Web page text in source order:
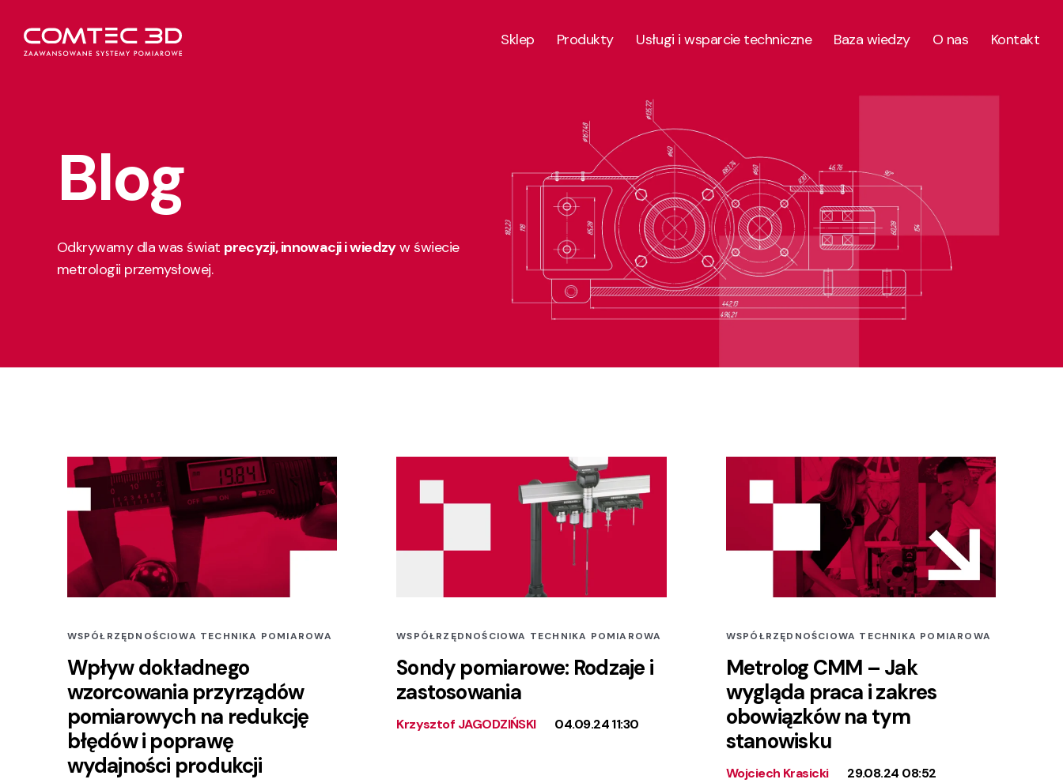
Sklep Produkty Usługi i wsparcie techniczne Baza wiedzy O nas Kontakt
Blog
Odkrywamy dla was świat precyzji, innowacji i wiedzyw świecie
metrologii przemysłowej.
WSPÓŁRZĘDNOŚCIOWA TECHNIKA POMIAROWA
Wpływ dokładnego
wzorcowania przyrządów
pomiarowych na redukcję
błędów i poprawę
wydajności produkcji
WSPÓŁRZĘDNOŚCIOWA TECHNIKA POMIAROWA
Sondy pomiarowe: Rodzaje i
zastosowania
Krzysztof JAGODZIŃSKI 04.09.24 11:30
WSPÓŁRZĘDNOŚCIOWA TECHNIKA POMIAROWA
Metrolog CMM – Jak
wygląda praca i zakres
obowiązków na tym
stanowisku
Wojciech Krasicki 29.08.24 08:52